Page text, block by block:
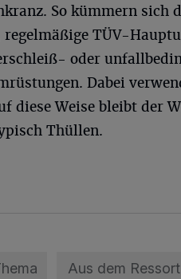
So kümmern sich
TÜV-
oder
Dabei
diese Weise bleibt der
Thüllen.
Aus dem Ressort